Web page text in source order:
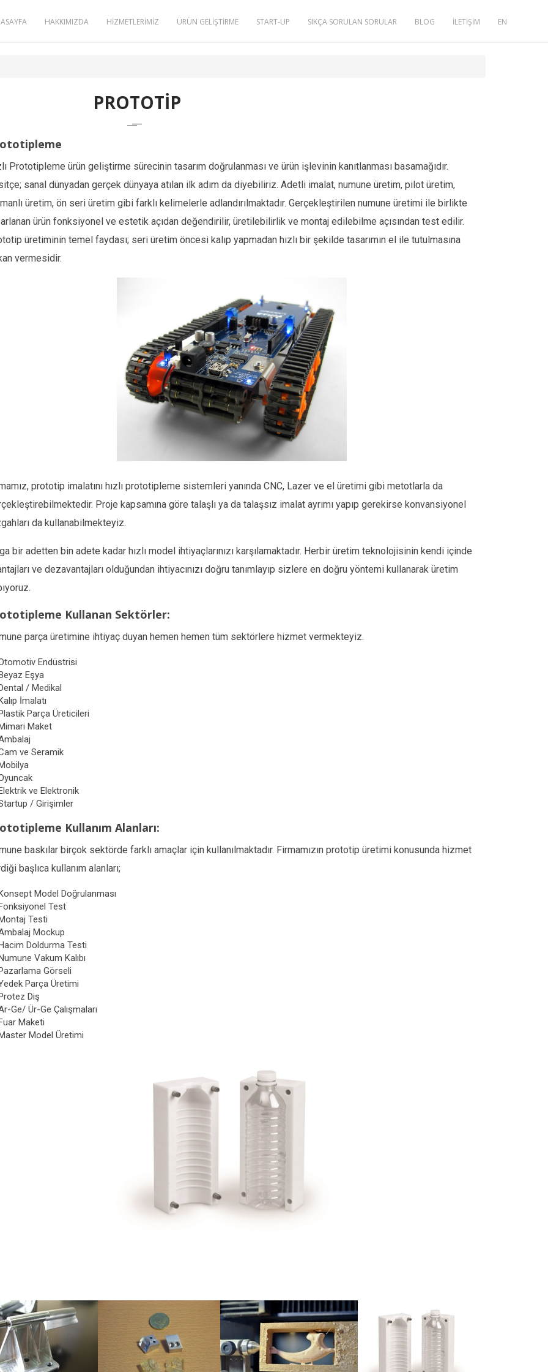
HAKKIMIZDA HİZMETLERİMİZ ÜRÜN GELİŞTİRME START-UP SIKÇA SORULAN SORULAR BLOG İLETİŞİM EN
PROTOTİP
Prototipleme ürün geliştirme sürecinin tasarım doğrulanması ve ürün işlevinin kanıtlanması basamağıdır.
sanal dünyadan gerçek dünyaya atılan ilk adım da diyebiliriz. Adetli imalat, numune üretim, pilot üretim,
üretim, ön seri üretim gibi farklı kelimelerle adlandırılmaktadır. Gerçekleştirilen numune üretimi ile birlikte
ürün fonksiyonel ve estetik açıdan değendirilir, üretilebilirlik ve montaj edilebilme açısından test edilir.
üretiminin temel faydası; seri üretim öncesi kalıp yapmadan hızlı bir şekilde tasarımın el ile tutulmasına
vermesidir.
prototip imalatını hızlı prototipleme sistemleri yanında CNC, Lazer ve el üretimi gibi metotlarla da
Proje kapsamına göre talaşlı ya da talaşsız imalat ayrımı yapıp gerekirse konvansiyonel
da kullanabilmekteyiz.
bir adetten bin adete kadar hızlı model ihtiyaçlarınızı karşılamaktadır. Herbir üretim teknolojisinin kendi içinde
ve dezavantajları olduğundan ihtiyacınızı doğru tanımlayıp sizlere en doğru yöntemi kullanarak üretim
Kullanan Sektörler:
parça üretimine ihtiyaç duyan hemen hemen tüm sektörlere hizmet vermekteyiz.
Endüstrisi
Eşya
/ Medikal
İmalatı
Parça Üreticileri
Maket
ve Seramik
ve Elektronik
/ Girişimler
Kullanım Alanları:
baskılar birçok sektörde farklı amaçlar için kullanılmaktadır. Firmamızın prototip üretimi konusunda hizmet
başlıca kullanım alanları;
Model Doğrulanması
Test
Testi
Mockup
Doldurma Testi
Vakum Kalıbı
Görseli
Parça Üretimi
Diş
Ge/ Ür-Ge Çalışmaları
Maketi
Model Üretimi